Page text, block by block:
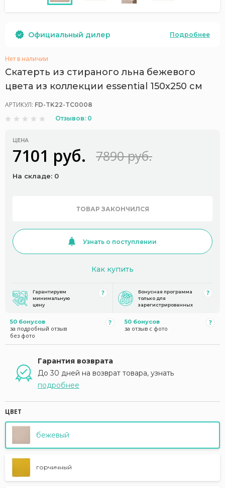
Официальный дилер Подробнее
Нет в наличии
Скатерть из стираного льна бежевого
цвета из коллекции essential 150х250 см
АРТИКУЛ: FD-TK22-TC0008
Отзывов: 0
ЦЕНА
7101 руб. 7890 руб.
На складе: 0
ТОВАР ЗАКОНЧИЛСЯ
Узнать о поступлении
Как купить
Гарантируем
минимальную
цену
Бонусная программа
только для
зарегистрированных
50 бонусов
за подробный отзыв
без фото
50 бонусов
за отзыв с фото
Гарантия возврата
До 30 дней на возврат товара, узнать
подробнее
ЦВЕТ
бежевый
горчичный